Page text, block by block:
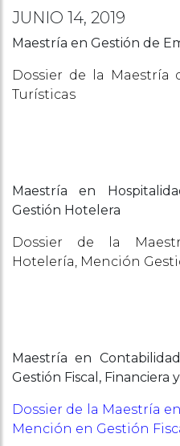
JUNIO 14, 2019
Maestría en Gestión de
Dossier de la Maestría
Turísticas
Maestría en
Gestión Hotelera
Dossier de la
Hotelería, Mención
Maestría en
Gestión Fiscal, Financiera
Dossier de la Maestría
Mención en Gestión